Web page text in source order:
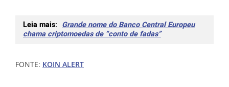
Leia mais: Grande nome do Banco Central Europeu
chama criptomoedas de “conto de fadas”
FONTE: KOIN ALERT